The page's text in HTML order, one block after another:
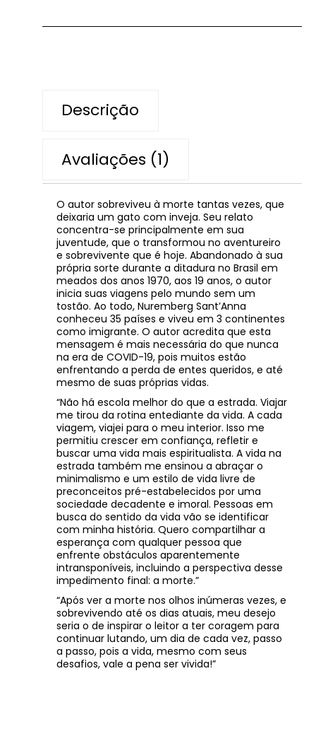
Descrição
Avaliações (1)
O autor sobreviveu à morte tantas vezes, que
deixaria um gato com inveja. Seu relato
concentra-se principalmente em sua
juventude, que o transformou no aventureiro
e sobrevivente que é hoje. Abandonado à sua
própria sorte durante a ditadura no Brasil em
meados dos anos 1970, aos 19 anos, o autor
inicia suas viagens pelo mundo sem um
tostão. Ao todo, Nuremberg Sant’Anna
conheceu 35 países e viveu em 3 continentes
como imigrante. O autor acredita que esta
mensagem é mais necessária do que nunca
na era de COVID-19, pois muitos estão
enfrentando a perda de entes queridos, e até
mesmo de suas próprias vidas.
“Não há escola melhor do que a estrada. Viajar
me tirou da rotina entediante da vida. A cada
viagem, viajei para o meu interior. Isso me
permitiu crescer em confiança, refletir e
buscar uma vida mais espiritualista. A vida na
estrada também me ensinou a abraçar o
minimalismo e um estilo de vida livre de
preconceitos pré-estabelecidos por uma
sociedade decadente e imoral. Pessoas em
busca do sentido da vida vão se identificar
com minha história. Quero compartilhar a
esperança com qualquer pessoa que
enfrente obstáculos aparentemente
intransponíveis, incluindo a perspectiva desse
impedimento final: a morte.”
“Após ver a morte nos olhos inúmeras vezes, e
sobrevivendo até os dias atuais, meu desejo
seria o de inspirar o leitor a ter coragem para
continuar lutando, um dia de cada vez, passo
a passo, pois a vida, mesmo com seus
desafios, vale a pena ser vivida!”